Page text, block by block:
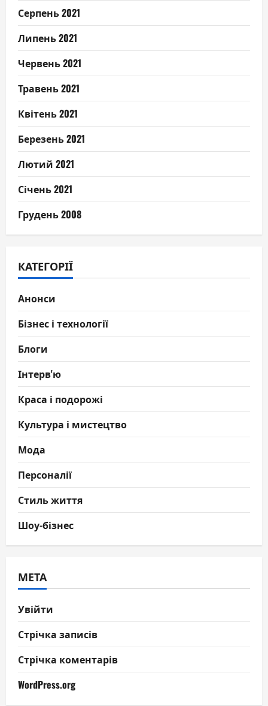
Серпень 2021
Липень 2021
Червень 2021
Травень 2021
Квітень 2021
Березень 2021
Лютий 2021
Січень 2021
Грудень 2008
КАТЕГОРІЇ
Анонси
Бізнес і технології
Блоги
Інтерв'ю
Краса і подорожі
Культура і мистецтво
Мода
Персоналії
Стиль життя
Шоу-бізнес
МЕТА
Увійти
Стрічка записів
Стрічка коментарів
WordPress.org